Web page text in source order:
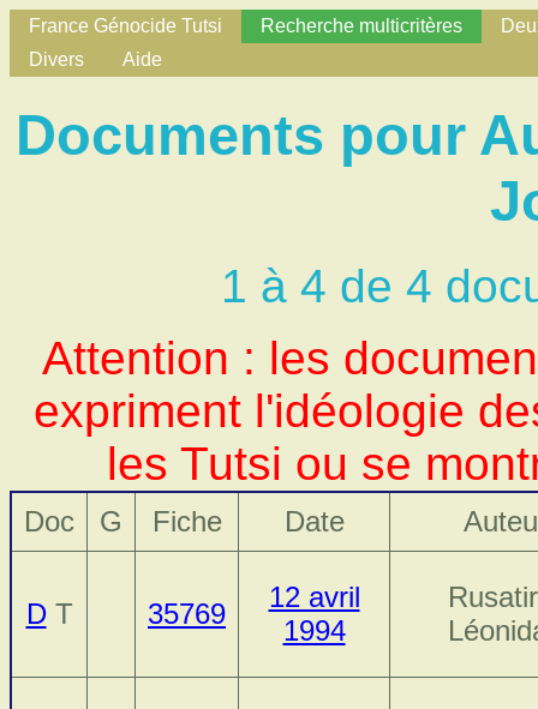
France Génocide Tutsi Recherche multicritères
Divers
Aide
Documents pour
1 à 4 de 4
Attention : les
expriment l'idéologie
les Tutsi ou se
Doc G Fiche Date
DT 35769
12 avril
1994